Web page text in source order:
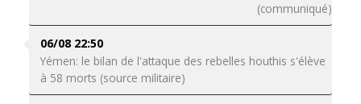
(communiqué)
06/08 22:50
Yémen: le bilan de l'attaque des rebelles houthis s'élève
à 58 morts (source militaire)